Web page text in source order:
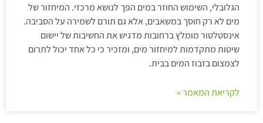
הגלובלי, השימוש החוזר במים הפך לנושא מרכזי. המיחזור של
מים לא רק חוסך במשאבים, אלא גם תורם לשמירה על הסביבה.
אינסטלטור מומלץ ברחובות מדגיש את החשיבות של יישום
שיטות מתקדמות למיחזור מים, ומזכיר כי כל אחד יכול לתרום
לצמצום בזבוז המים בבית.
לקריאת המאמר »